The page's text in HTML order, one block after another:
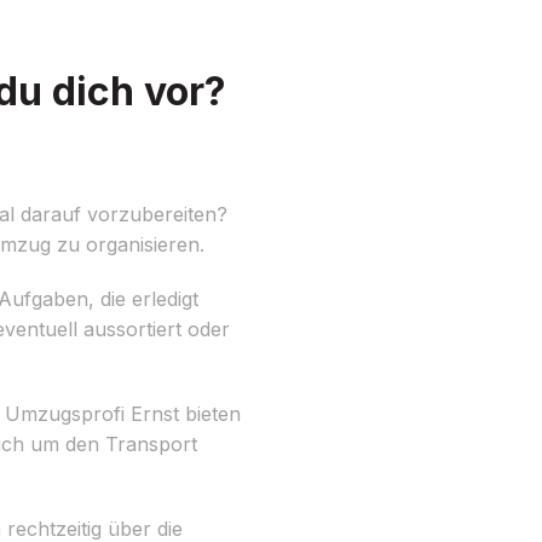
dich vor?
darauf vorzubereiten?
zu organisieren.
die erledigt
aussortiert oder
Umzugsprofi Ernst bieten
um den Transport
über die